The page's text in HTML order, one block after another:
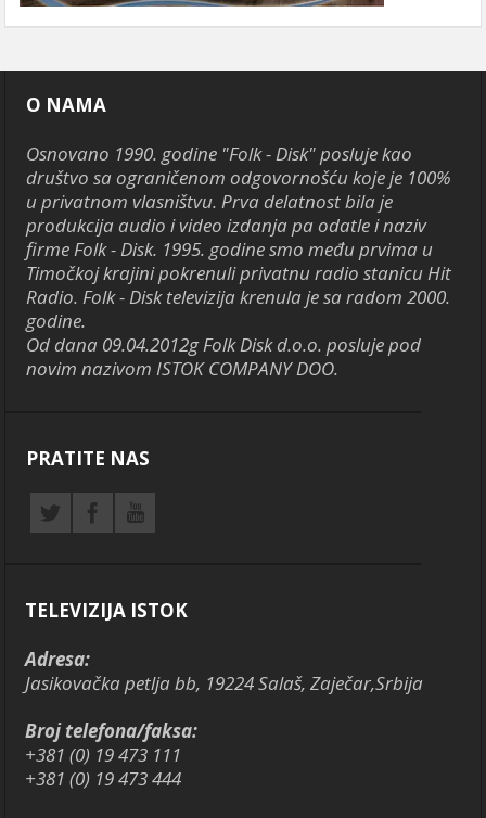
O NAMA
Osnovano 1990. godine "Folk - Disk" posluje kao
društvo sa ograničenom odgovornošću koje je 100%
u privatnom vlasništvu. Prva delatnost bila je
produkcija audio i video izdanja pa odatle i naziv
firme Folk - Disk. 1995. godine smo među prvima u
Timočkoj krajini pokrenuli privatnu radio stanicu Hit
Radio. Folk - Disk televizija krenula je sa radom 2000.
godine.
Od dana 09.04.2012g Folk Disk d.o.o. posluje pod
novim nazivom ISTOK COMPANY DOO.
PRATITE NAS
TELEVIZIJA ISTOK
Adresa:
Jasikovačka petlja bb, 19224 Salaš, Zaječar,Srbija
Broj telefona/faksa:
+381 (0) 19 473 111
+381 (0) 19 473 444